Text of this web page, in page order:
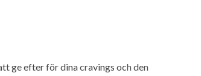
ge efter för dina cravings och den